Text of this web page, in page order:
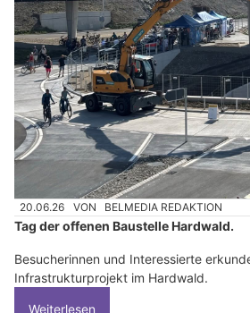
20.06.26 VON BELMEDIA REDAKTION
Tag der offenen Baustelle Hardwald.
Besucherinnen und Interessierte
Infrastrukturprojekt im Hardwald.
Weiterlesen